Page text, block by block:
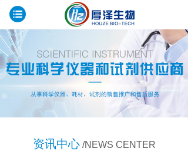
资讯中心/NEWS CENTER